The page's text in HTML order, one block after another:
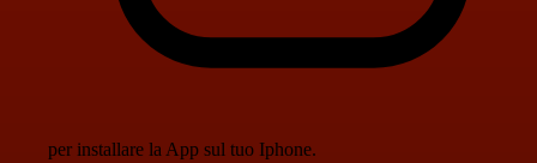
per installare la App sul tuo Iphone.